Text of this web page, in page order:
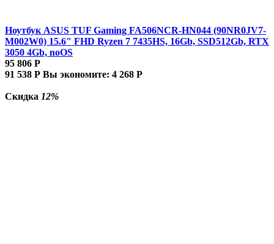
Ноутбук ASUS TUF Gaming FA506NCR-HN044 (90NR0JV7-
M002W0) 15.6" FHD Ryzen 7 7435HS, 16Gb, SSD512Gb, RTX
3050 4Gb, noOS
95 806 Р
91 538 Р Вы экономите: 4 268 Р
Скидка 12%